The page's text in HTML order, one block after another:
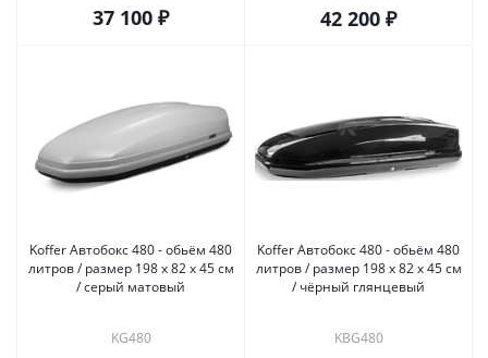
37 100 ₽ 42 200 ₽
Koffer Автобокс 480 - обьём 480
литров / размер 198 х 82 х 45 см
/ серый матовый
KG480
Koffer Автобокс 480 - обьём 480
литров / размер 198 х 82 х 45 см
/ чёрный глянцевый
KBG480